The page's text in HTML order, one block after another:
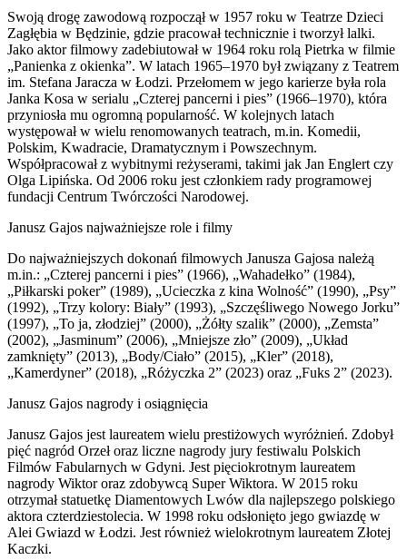
Swoją drogę zawodową rozpoczął w 1957 roku w Teatrze Dzieci
Zagłębia w Będzinie, gdzie pracował technicznie i tworzył lalki.
Jako aktor filmowy zadebiutował w 1964 roku rolą Pietrka w filmie
„Panienka z okienka”. W latach 1965–1970 był związany z Teatrem
im. Stefana Jaracza w Łodzi. Przełomem w jego karierze była rola
Janka Kosa w serialu „Czterej pancerni i pies” (1966–1970), która
przyniosła mu ogromną popularność. W kolejnych latach
występował w wielu renomowanych teatrach, m.in. Komedii,
Polskim, Kwadracie, Dramatycznym i Powszechnym.
Współpracował z wybitnymi reżyserami, takimi jak Jan Englert czy
Olga Lipińska. Od 2006 roku jest członkiem rady programowej
fundacji Centrum Twórczości Narodowej.
Janusz Gajos najważniejsze role i filmy
Do najważniejszych dokonań filmowych Janusza Gajosa należą
m.in.: „Czterej pancerni i pies” (1966), „Wahadełko” (1984),
„Piłkarski poker” (1989), „Ucieczka z kina Wolność” (1990), „Psy”
(1992), „Trzy kolory: Biały” (1993), „Szczęśliwego Nowego Jorku”
(1997), „To ja, złodziej” (2000), „Żółty szalik” (2000), „Zemsta”
(2002), „Jasminum” (2006), „Mniejsze zło” (2009), „Układ
zamknięty” (2013), „Body/Ciało” (2015), „Kler” (2018),
„Kamerdyner” (2018), „Różyczka 2” (2023) oraz „Fuks 2” (2023).
Janusz Gajos nagrody i osiągnięcia
Janusz Gajos jest laureatem wielu prestiżowych wyróżnień. Zdobył
pięć nagród Orzeł oraz liczne nagrody jury festiwalu Polskich
Filmów Fabularnych w Gdyni. Jest pięciokrotnym laureatem
nagrody Wiktor oraz zdobywcą Super Wiktora. W 2015 roku
otrzymał statuetkę Diamentowych Lwów dla najlepszego polskiego
aktora czterdziestolecia. W 1998 roku odsłonięto jego gwiazdę w
Alei Gwiazd w Łodzi. Jest również wielokrotnym laureatem Złotej
Kaczki.